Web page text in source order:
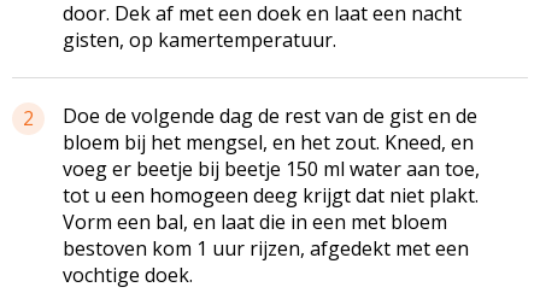
door. Dek af met een doek en laat een nacht
gisten, op kamertemperatuur.
2
Doe de volgende dag de rest van de gist en de
bloem bij het mengsel, en het zout. Kneed, en
voeg er beetje bij beetje 150 ml water aan toe,
tot u een homogeen deeg krijgt dat niet plakt.
Vorm een bal, en laat die in een met bloem
bestoven kom 1 uur rijzen, afgedekt met een
vochtige doek.